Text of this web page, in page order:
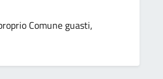
Comune guasti,